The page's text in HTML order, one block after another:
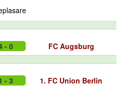
- 0 FC Augsburg
- 3 1. FC Union Berlin